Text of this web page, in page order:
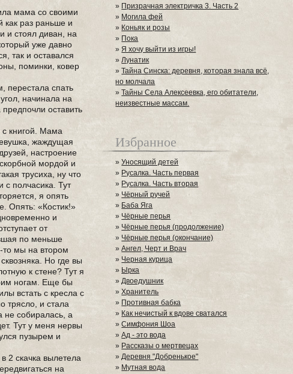
мама со своими
как раз раньше и
стоял диван, на
уже давно
так и оставался
поминки, ковер
перестала спать
начинала на
оставить
с книгой. Мама
жаждущая
настроение
мордой и
трусиха, ну что
с полчасика. Тут
я опять
Опять: «Костик!»
и
от
по меньше
то мы на втором
Но где вы
к стене? Тут я
ногам. Еще бы
встать с кресла с
трясло, и стала
не собиралась, а
Тут у меня нервы
пузырем и
2 скачка вылетела
на
» Призрачная электричка 3. Часть 2
» Могила фей
» Коньяк и розы
» Пока
»Я хочу выйти из игры!
»Лунатик
»Тайна Синска: деревня, которая знала всё,
но молчала
»Тайны Села Алексеевка, его обитатели,
неизвестные массам.
Избранное
»Уносящий детей
» Русалка. Часть первая
» Русалка. Часть вторая
» Чёрный ручей
» Баба Яга
»Чёрные перья
» Чёрные перья (продолжение)
» Чёрные перья (окончание)
»Ангел, Черт и Врач
» Черная курица
» Ырка
»Двоедушник
»Хранитель
» Противная бабка
» Как нечистый к вдове сватался
»Симфония Шоа
»Ад - это вода
» Рассказы о мертвецах
»Деревня "Добренькое"
» Мутная вода